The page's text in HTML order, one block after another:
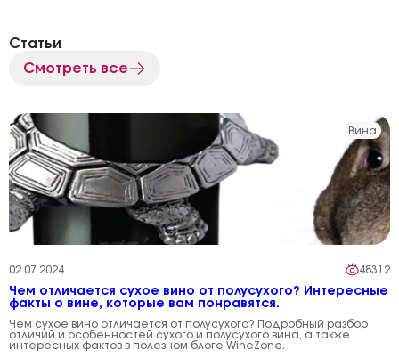
Статьи
Смотреть все
Вина
02.07.2024 48312
Чем отличается сухое вино от полусухого? Интересные
факты о вине, которые вам понравятся.
Чем сухое вино отличается от полусухого? Подробный разбор
отличий и особенностей сухого и полусухого вина, а также
интересных фактов в полезном блоге WineZone.